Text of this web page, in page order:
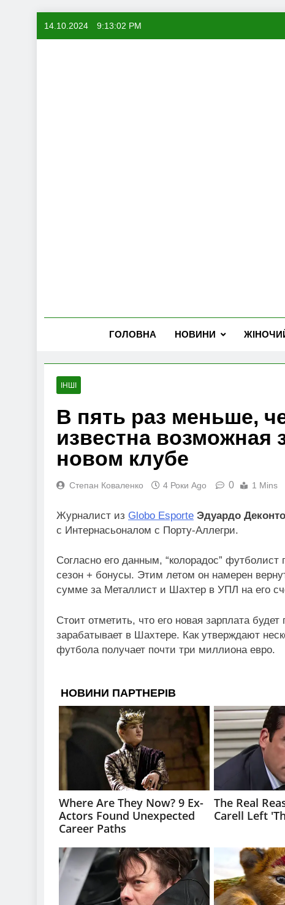
14.10.2024 9:13:03 PM
ГОЛОВНА НОВИНИ
ІНШІ
В пять раз меньше,
известна возможная
новом клубе
Степан Коваленко 4 Роки Ago 0 1 Mins
Журналист из Globo Esporte Эдуардо Деконто
с Интернасьоналом с Порту-Аллегри.
Согласно его данным, “колорадос”
сезон + бонусы. Этим летом он намерен
сумме за Металлист и Шахтер в УПЛ на его
Стоит отметить, что его новая зарплата
зарабатывает в Шахтере. Как утверждают
футбола получает почти три миллиона евро.